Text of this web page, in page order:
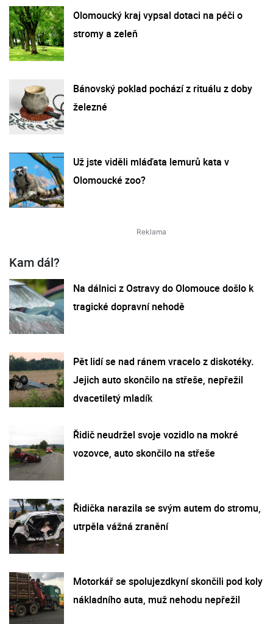
Olomoucký kraj vypsal dotaci na péči o
stromy a zeleň
Bánovský poklad pochází z rituálu z doby
železné
Už jste viděli mláďata lemurů kata v
Olomoucké zoo?
Kam dál?
Na dálnici z Ostravy do Olomouce došlo k
tragické dopravní nehodě
Pět lidí se nad ránem vracelo z diskotéky.
Jejich auto skončilo na střeše, nepřežil
dvacetiletý mladík
Řidič neudržel svoje vozidlo na mokré
vozovce, auto skončilo na střeše
Řidička narazila se svým autem do stromu,
utrpěla vážná zranění
Motorkář se spolujezdkyní skončili pod koly
nákladního auta, muž nehodu nepřežil